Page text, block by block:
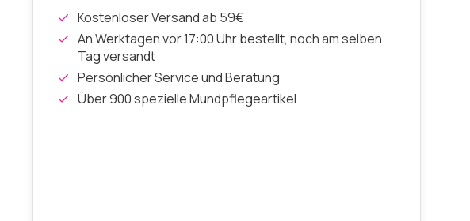
Kostenloser Versand ab 59€
An Werktagen vor 17:00 Uhr bestellt, noch am selben
Tag versandt
Persönlicher Service und Beratung
Über 900 spezielle Mundpflegeartikel